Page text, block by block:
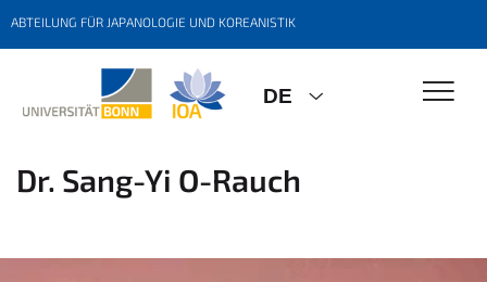
ABTEILUNG FÜR JAPANOLOGIE UND KOREANISTIK
DE
Dr. Sang-Yi O-Rauch